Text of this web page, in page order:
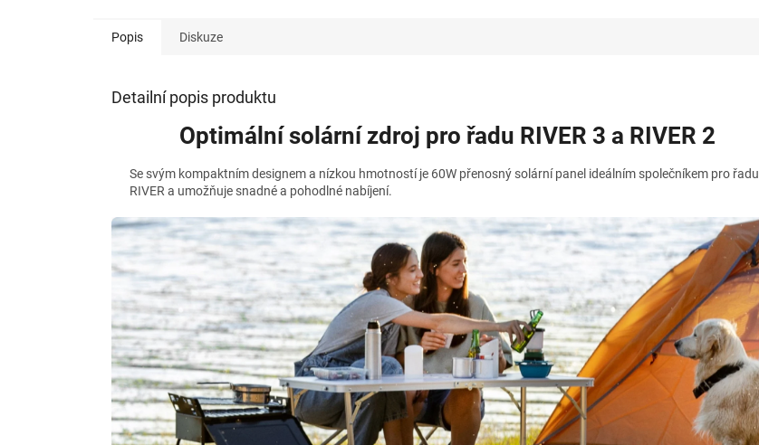
Popis Diskuze
Detailní popis produktu
Optimální solární zdroj pro řadu RIVER 3 a RIVER 2
Se svým kompaktním designem a nízkou hmotností je 60W přenosný solární panel ideálním společníkem pro řadu
RIVER a umožňuje snadné a pohodlné nabíjení.